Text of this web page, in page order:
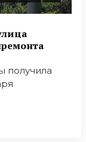
получила